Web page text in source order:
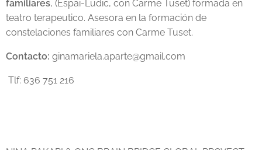
familiares, (Espai-Ludic, con Carme Tuset) formada en
teatro terapeutico. Asesora en la formación de
constelaciones familiares con Carme Tuset.
Contacto: ginamariela.aparte@gmail.com
Tlf: 636 751 216